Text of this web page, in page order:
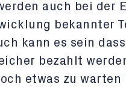
auch bei der
bekannter
kann es sein
bezahlt
etwas zu